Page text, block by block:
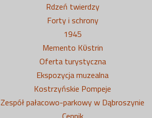
Rdzeń twierdzy
Forty i schrony
1945
Memento Kϋstrin
Oferta turystyczna
Ekspozycja muzealna
Kostrzyńskie Pompeje
Zespół pałacowo-parkowy w Dąbroszynie